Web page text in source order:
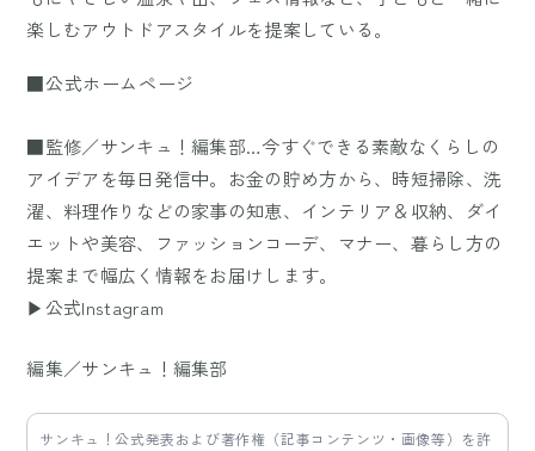
楽しむアウトドアスタイルを提案している。
■公式ホームページ
■監修／サンキュ！編集部…今すぐできる素敵なくらしの
アイデアを毎日発信中。お金の貯め方から、時短掃除、洗
濯、料理作りなどの家事の知恵、インテリア＆収納、ダイ
エットや美容、ファッションコーデ、マナー、暮らし方の
提案まで幅広く情報をお届けします。
▶公式Instagram
編集／サンキュ！編集部
サンキュ！公式発表および著作権（記事コンテンツ・画像等）を許